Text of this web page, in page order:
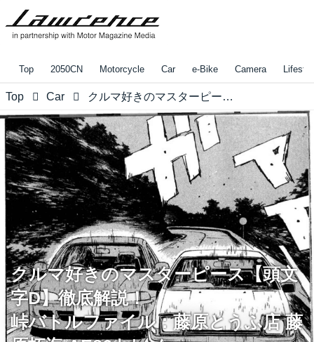
Top 2050CN Motorcycle Car e-Bike Camera
Top Car クルマ好きのマスターピース【頭文字D】徹底解説！ 峠バトルファイル：藤原とうふ店 藤原拓海 AE86トレノ vs 妙義 ナイトキッズ 庄司慎吾 EG6 シビックSiR Ⅱ
クルマ好きのマスターピース【頭文
字D】徹底解説！
峠バトルファイル：藤原とうふ店 藤